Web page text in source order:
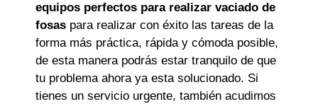
equipos perfectos para realizar vaciado de
fosas para realizar con éxito las tareas de la
forma más práctica, rápida y cómoda posible,
de esta manera podrás estar tranquilo de que
tu problema ahora ya esta solucionado. Si
tienes un servicio urgente, también acudimos